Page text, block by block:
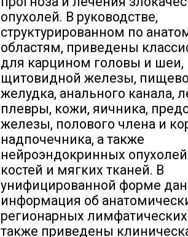
опухолей. В руководстве,
структурированном по
областям, приведены
для карцином головы и шеи,
щитовидной железы,
желудка, анального канала,
плевры, кожи, яичника,
железы, полового члена и
надпочечника, а также
нейроэндокринных
костей и мягких тканей. В
унифицированной форме
информация об
регионарных лимфатических
также приведены